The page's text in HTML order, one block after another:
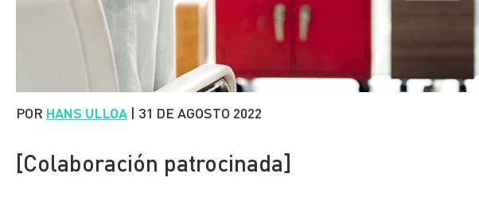
POR HANS ULLOA | 31 DE AGOSTO 2022
[Colaboración patrocinada]